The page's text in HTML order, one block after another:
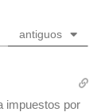
antiguos
impuestos por